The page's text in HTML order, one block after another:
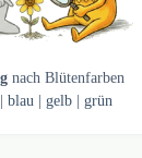
nach Blütenfarben
blau| gelb| grün